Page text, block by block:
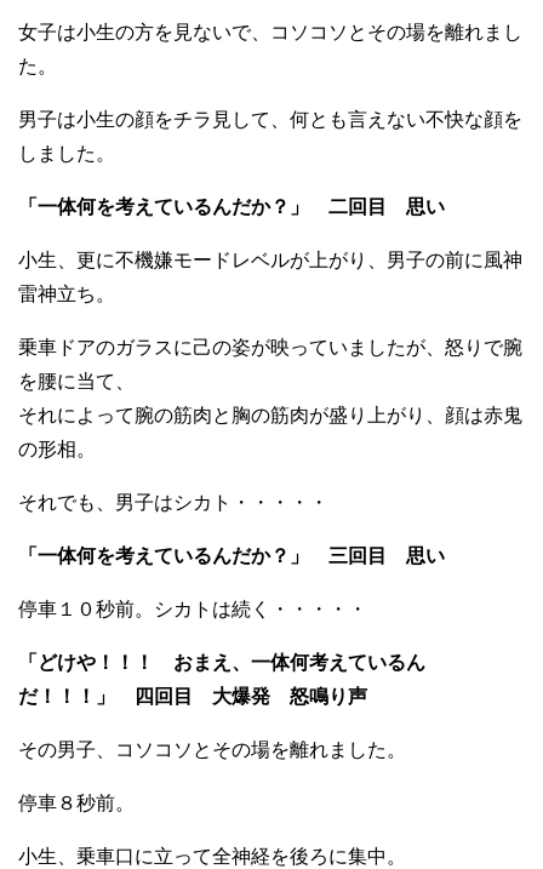
女子は小生の方を見ないで、コソコソとその場を離れまし
た。
男子は小生の顔をチラ見して、何とも言えない不快な顔を
しました。
「一体何を考えているんだか？」 二回目 思い
小生、更に不機嫌モードレベルが上がり、男子の前に風神
雷神立ち。
乗車ドアのガラスに己の姿が映っていましたが、怒りで腕
を腰に当て、
それによって腕の筋肉と胸の筋肉が盛り上がり、顔は赤鬼
の形相。
それでも、男子はシカト・・・・・
「一体何を考えているんだか？」 三回目 思い
停車１０秒前。シカトは続く・・・・・
「どけや！！！ おまえ、一体何考えているん
だ！！！」 四回目 大爆発 怒鳴り声
その男子、コソコソとその場を離れました。
停車８秒前。
小生、乗車口に立って全神経を後ろに集中。